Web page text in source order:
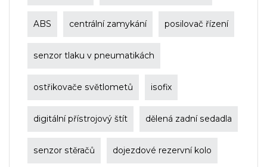
ABS centrální zamykání posilovač řízení
senzor tlaku v pneumatikách
ostřikovače světlometů isofix
digitální přístrojový štít dělená zadní sedadla
senzor stěračů dojezdové rezervní kolo